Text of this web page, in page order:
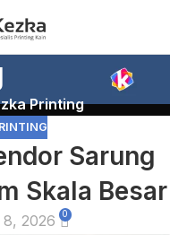
Printing
Sarung
Skala Besar
2026 0